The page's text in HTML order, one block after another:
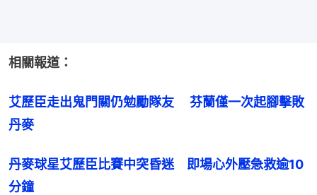
相關報道：
艾歷臣走出鬼門關仍勉勵隊友　 芬蘭僅一次起腳擊敗
丹麥
丹麥球星艾歷臣比賽中突昏迷　即場心外壓急救逾10
分鐘